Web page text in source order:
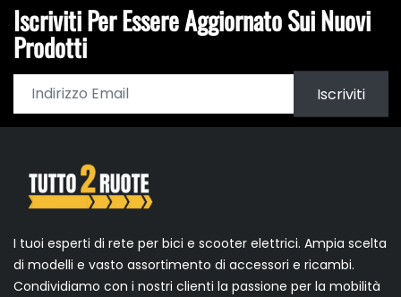
Iscriviti Per Essere Aggiornato Sui Nuovi
Prodotti
Iscriviti
I tuoi esperti di rete per bici e scooter elettrici. Ampia scelta
di modelli e vasto assortimento di accessori e ricambi.
Condividiamo con i nostri clienti la passione per la mobilità